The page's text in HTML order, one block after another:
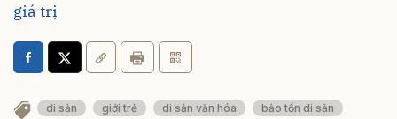
giá trị
di sản giới trẻ di sản văn hóa bảo tồn di sản